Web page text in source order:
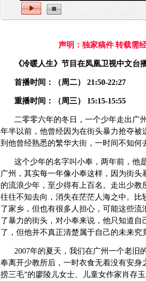
声明：独家稿件 转载需
《冷暖人生》节目在凤凰卫视中文台
首播时间：（周二） 21:50-22:27
重播时间：（周三） 15:15-15:55
二零零六年的冬日，一个少年走出广
年半以前，他曾经因为在街头暴力抢夺被
到他曾经熟悉的繁华大街，一时间不知何
这个少年的名字叫小奉，两年前，他
广州，其实每一年像小奉这样，因为街头
的流浪少年，至少得有上百名。走出少教
往往不知去向，消失在茫茫人海之中。比
了家乡，但也有很多人担心，可能这些流
了暴力的街头，对小奉来说，他只知道自
了，但他并不真正清楚属于自己的未来究
2007年的夏天，我们在广州一个老旧
奉离开少教所后，一时衣食无着没有安身
捞三毛”的廖陵儿女士、儿童女作家肖存